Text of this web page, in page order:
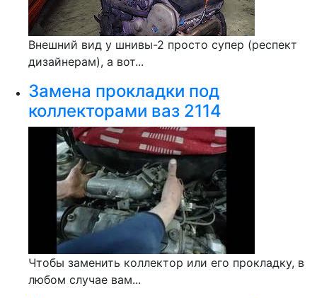
Внешний вид у шнивы-2 просто супер (респект
дизайнерам), а вот...
Замена прокладки под
коллекторами ваз 2114
Чтобы заменить коллектор или его прокладку, в
любом случае вам...